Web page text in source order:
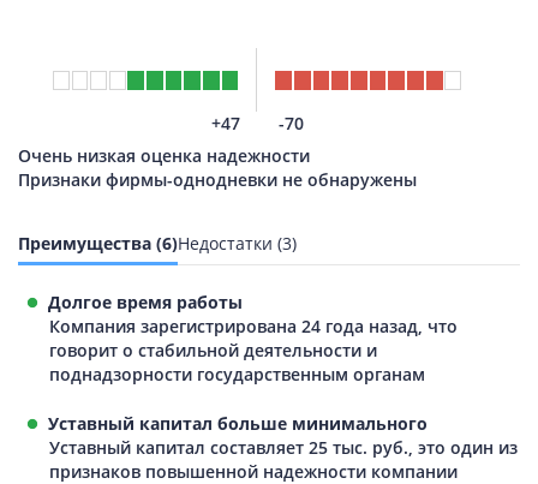
+47
-70
Очень низкая оценка надежности
Признаки фирмы-однодневки не обнаружены
Преимущества (6)Недостатки (3)
Долгое время работы
Компания зарегистрирована 24 года назад, что
говорит о стабильной деятельности и
поднадзорности государственным органам
Уставный капитал больше минимального
Уставный капитал составляет 25 тыс. руб., это один из
признаков повышенной надежности компании